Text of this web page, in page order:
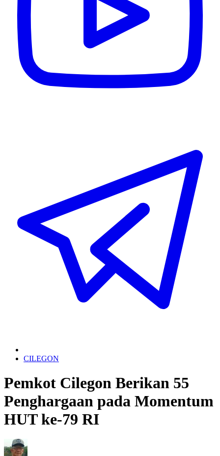
CILEGON
Pemkot Cilegon Berikan 55
Penghargaan pada Momentum
HUT ke-79 RI